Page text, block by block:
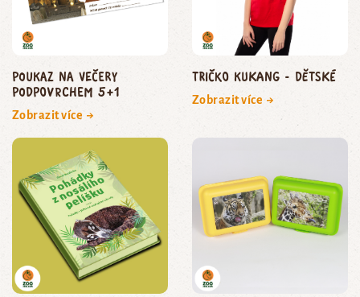
poukaz na Večery
podpoVRCHem 5+1
Zobrazit více →
Tričko Kukang - dětské
Zobrazit více →